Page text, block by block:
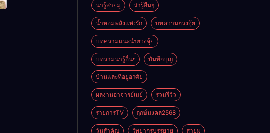
น่ารู้สายมู น่ารู้อื่นๆ
น้ำหอมพลังแห่งรัก บทความฮวงจุ้ย
บทความแนะนำฮวงจุ้ย
บทวามน่ารู้อื่นๆ บันทึกบุญ
บ้านและที่อยู่อาศัย
ผลงานอาจารย์เมย์ รวมรีวิว
รายการTV ฤกษ์มงคล2568
วันสำคัญ วิทยากรบรรยาย สายมู